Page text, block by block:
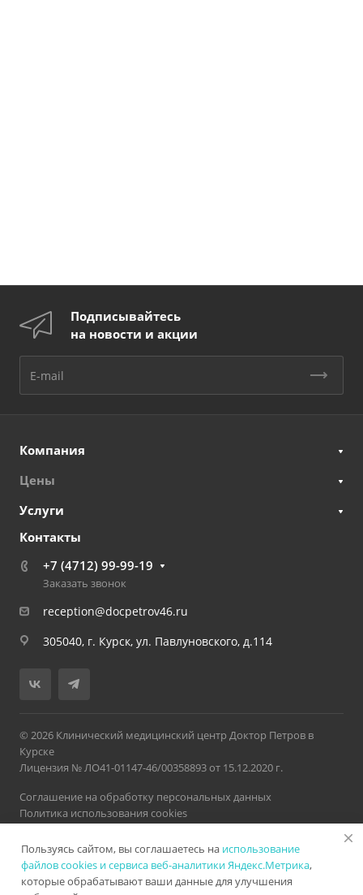
Подписывайтесь
на новости и акции
Компания
Цены
Услуги
Контакты
+7 (4712) 99-99-19
Заказать звонок
reception@docpetrov46.ru
305040, г. Курск, ул. Павлуновского, д.114
© 2026 Клинический медицинский центр Доктор Петров в
Курске
Лицензия № ЛО41-01147-46/00358893 от 15.12.2020 г.
Соглашение на обработку персональных данных
Политика использования cookies
Версия для слабовидящих
Карта сайта Разработано в
Пользуясь сайтом, вы соглашаетесь на использование
файлов cookies и сервиса веб-аналитики Яндекс.Метрика,
которые обрабатывают ваши данные для улучшения